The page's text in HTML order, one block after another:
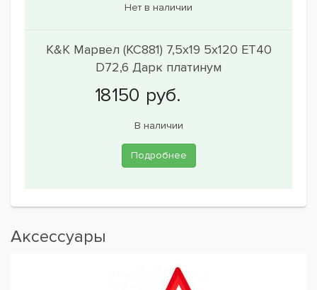
Нет в наличии
K&K Марвел (КС881) 7,5x19 5x120 ET40
D72,6 Дарк платинум
В наличии
Подробнее
Аксессуары